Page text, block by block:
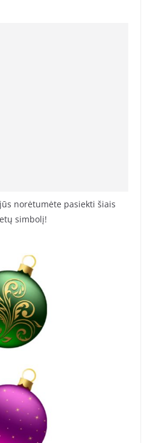
norėtumėte pasiekti šiais
simbolį!